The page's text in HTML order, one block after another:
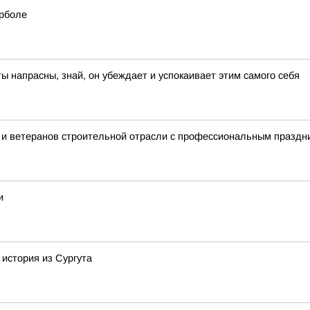
напрасны, знай, он убеждает и успокаивает этим самого себя
ветеранов строительной отрасли с профессиональным
из Сургута